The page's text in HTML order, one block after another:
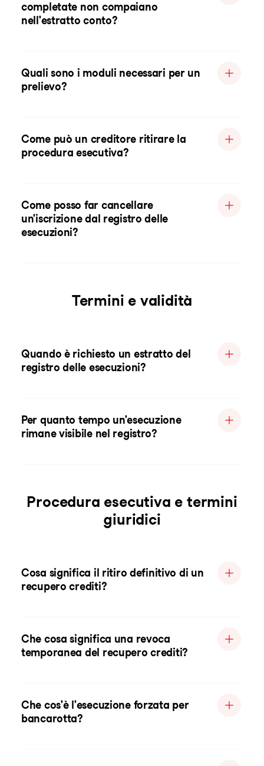
completate non compaiano
nell'estratto conto?
Quali sono i moduli necessari per un
prelievo?
Come può un creditore ritirare la
procedura esecutiva?
Come posso far cancellare
un'iscrizione dal registro delle
esecuzioni?
Termini e validità
Quando è richiesto un estratto del
registro delle esecuzioni?
Per quanto tempo un'esecuzione
rimane visibile nel registro?
Procedura esecutiva e termini
giuridici
Cosa significa il ritiro definitivo di un
recupero crediti?
Che cosa significa una revoca
temporanea del recupero crediti?
Che cos'è l'esecuzione forzata per
bancarotta?